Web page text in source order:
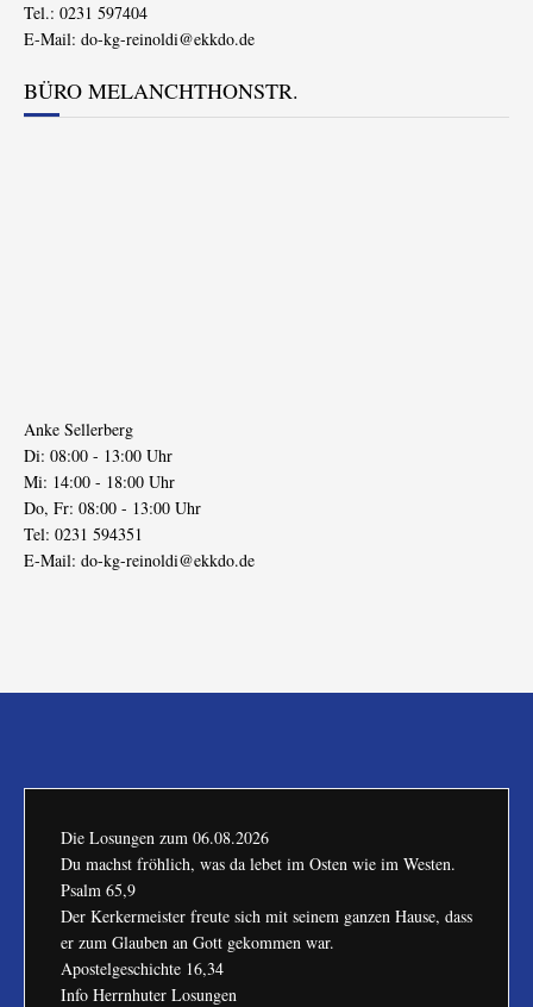
Tel.: 0231 597404
E-Mail: do-kg-reinoldi@ekkdo.de
BÜRO MELANCHTHONSTR.
Anke Sellerberg
Di: 08:00 - 13:00 Uhr
Mi: 14:00 - 18:00 Uhr
Do, Fr: 08:00 - 13:00 Uhr
Tel: 0231 594351
E-Mail: do-kg-reinoldi@ekkdo.de
Die Losungen zum 06.08.2026
Du machst fröhlich, was da lebet im Osten wie im Westen.
Psalm 65,9
Der Kerkermeister freute sich mit seinem ganzen Hause, dass
er zum Glauben an Gott gekommen war.
Apostelgeschichte 16,34
Info Herrnhuter Losungen